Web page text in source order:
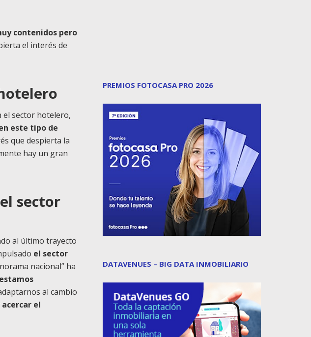
contenidos pero
el interés de
el sector hotelero,
este tipo de
que despierta la
hay un gran
sector
al último trayecto
el sector
nacional” ha
estamos
al cambio
acercar el
PREMIOS FOTOCASA PRO 2026
DATAVENUES – BIG DATA INMOBILIARIO